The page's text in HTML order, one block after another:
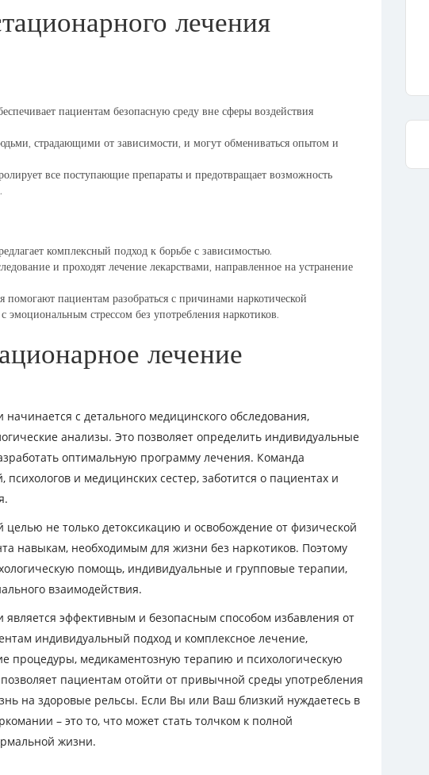
лечения
пациентам безопасную среду вне сферы воздействия
страдающими от зависимости, и могут обмениваться опытом и
все поступающие препараты и предотвращает возможность
комплексный подход к борьбе с зависимостью.
и проходят лечение лекарствами, направленное на устранение
помогают пациентам разобраться с причинами наркотической
эмоциональным стрессом без употребления наркотиков.
лечение
с детального медицинского обследования,
анализы. Это позволяет определить индивидуальные
оптимальную программу лечения. Команда
и медицинских сестер, заботится о пациентах и
не только детоксикацию и освобождение от физической
навыкам, необходимым для жизни без наркотиков. Поэтому
помощь, индивидуальные и групповые терапии,
взаимодействия.
эффективным и безопасным способом избавления от
индивидуальный подход и комплексное лечение,
процедуры, медикаментозную терапию и психологическую
пациентам отойти от привычной среды употребления
на здоровые рельсы. Если Вы или Ваш близкий нуждаетесь в
– это то, что может стать толчком к полной
жизни.